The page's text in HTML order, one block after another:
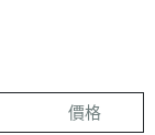
價格